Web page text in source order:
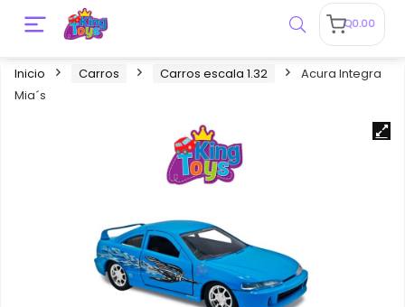
Q0.00
Inicio Carros Carros escala 1.32
Acura Integra
Mia´s